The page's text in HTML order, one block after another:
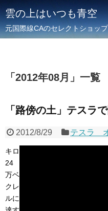
雲の上はいつも青空
元国際線CAのセレクトショッ
「 2012年08月 」 一覧
「路傍の土」テスラ
2012/8/29 テスラ
キロ
24
万ベ
クレ
ルに